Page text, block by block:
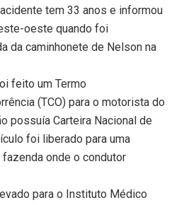
tem 33 anos e informou
oeste quando foi
da caminhonete de Nelson na
feito um Termo
(TCO) para o motorista do
possuía Carteira Nacional de
foi liberado para uma
onde o condutor
para o Instituto Médico